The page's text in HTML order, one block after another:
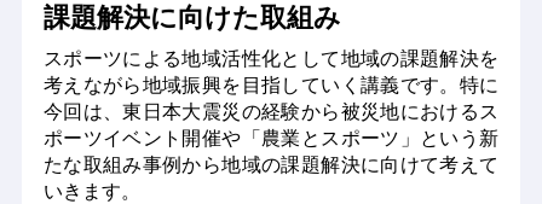
課題解決に向けた取組み
スポーツによる地域活性化として地域の課題解決を
考えながら地域振興を目指していく講義です。特に
今回は、東日本大震災の経験から被災地におけるス
ポーツイベント開催や「農業とスポーツ」という新
たな取組み事例から地域の課題解決に向けて考えて
いきます。